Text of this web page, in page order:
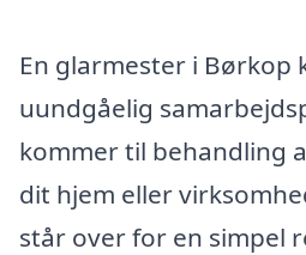
En glarmester i Børkop
uundgåelig
kommer til behandling
dit hjem eller
står over for en simpel